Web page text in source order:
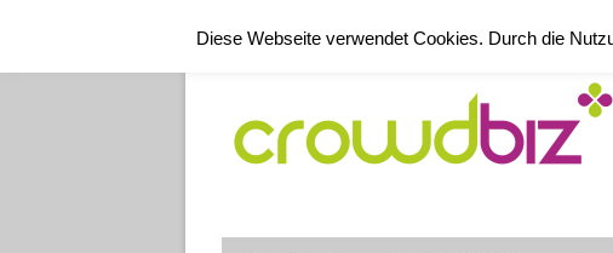
Diese Webseite verwendet Cookies. Durch die